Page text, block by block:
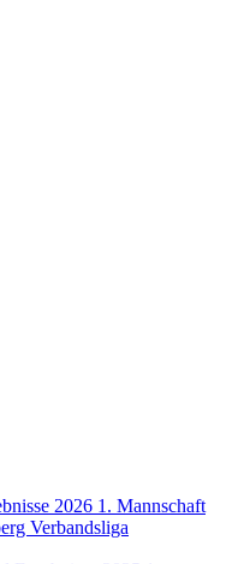
2026 1. Mannschaft
Verbandsliga